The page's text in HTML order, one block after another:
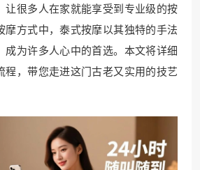
让很多人在家就能享受到专业级的按
摩方式中，泰式按摩以其独特的手法
成为许多人心中的首选。本文将详细
程，带您走进这门古老又实用的技艺